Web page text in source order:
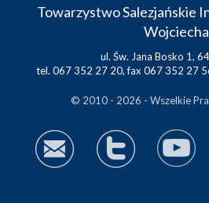
Towarzystwo Salezjańskie
Wojciecha
ul. Św. Jana Bosko 1,
tel. 067 352 27 20, fax 067 352 27
© 2010 - 2026 - Wszelkie